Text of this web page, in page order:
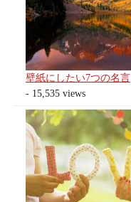
壁紙にしたい7つの名言
- 15,535 views